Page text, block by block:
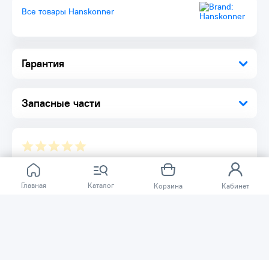
Главная Каталог Корзина Кабинет
Гарантия
Запасные части
Все товары Hanskonner
Отзывов ещё нет.
Расскажите о товаре, который приобрели у нас.